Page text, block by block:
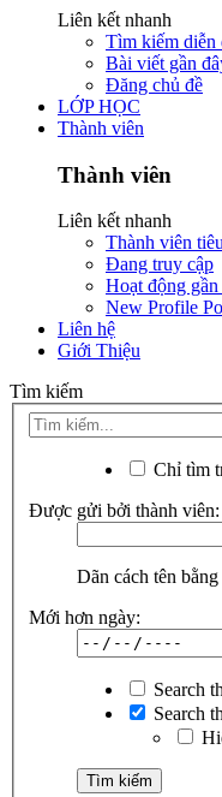
Liên kết nhanh
Tìm kiếm diễn
Bài viết gần
Đăng chủ đề
LỚP HỌC
Thành viên
Thành viên
Liên kết nhanh
Thành viên
Đang truy cập
Hoạt động
New Profile
Liên hệ
Giới Thiệu
Tìm kiếm
Chỉ tìm
Được gửi bởi thành viên:
Dãn cách tên
Mới hơn ngày:
Search
Search